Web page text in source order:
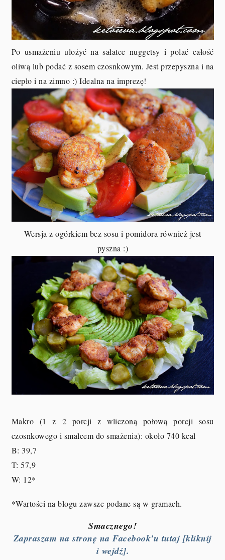
Po usmażeniu ułożyć na sałatce nuggetsy i polać całość
oliwą lub podać z sosem czosnkowym. Jest przepyszna i na
ciepło i na zimno :) Idealna na imprezę!
Wersja z ogórkiem bez sosu i pomidora również jest
pyszna :)
Makro (1 z 2 porcji z wliczoną połową porcji sosu
czosnkowego i smalcem do smażenia): około 740 kcal
B: 39,7
T: 57,9
W: 12*
*Wartości na blogu zawsze podane są w gramach.
Smacznego!
Zapraszam na stronę na Facebook'u tutaj [kliknij
i wejdź].